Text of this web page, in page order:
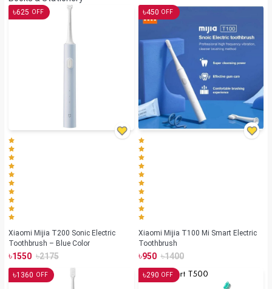
৳625 OFF
Xiaomi Mijia T200 Sonic Electric
Toothbrush – Blue Color
৳1550 ৳2175
৳450 OFF
Xiaomi Mijia T100 Mi Smart Electric
Toothbrush
৳950 ৳1400
৳1360 OFF ৳290 OFF